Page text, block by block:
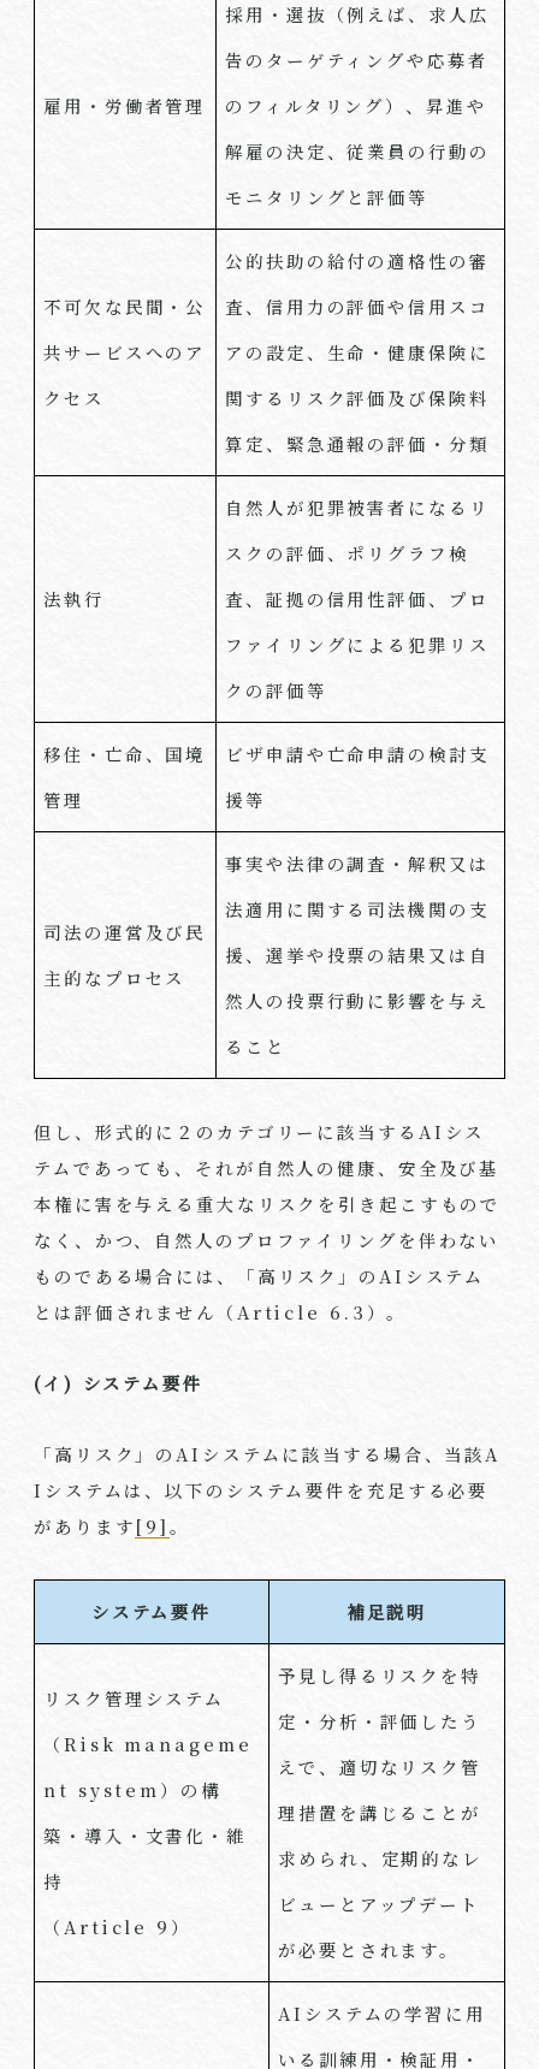
雇用・労働者管理
採用・選抜（例えば、求人広
告のターゲティングや応募者
のフィルタリング）、昇進や
解雇の決定、従業員の行動の
モニタリングと評価等
不可欠な民間・公
共サービスへのア
クセス
公的扶助の給付の適格性の審
査、信用力の評価や信用スコ
アの設定、生命・健康保険に
関するリスク評価及び保険料
算定、緊急通報の評価・分類
法執行
自然人が犯罪被害者になるリ
スクの評価、ポリグラフ検
査、証拠の信用性評価、プロ
ファイリングによる犯罪リス
クの評価等
移住・亡命、国境
管理
ビザ申請や亡命申請の検討支
援等
司法の運営及び民
主的なプロセス
事実や法律の調査・解釈又は
法適用に関する司法機関の支
援、選挙や投票の結果又は自
然人の投票行動に影響を与え
ること
但し、形式的に２のカテゴリーに該当する AI シス
テムであっても、それが自然人の健康、安全及び基
本権に害を与える重大なリスクを引き起こすもので
なく、かつ、自然人のプロファイリングを伴わない
ものである場合には、「高リスク」の AI システム
とは評価されません（ Article 6.3 ）。
(イ) システム要件
「高リスク」の AI システムに該当する場合、当該A
I システムは、以下のシステム要件を充足する必要
があります[9]。
システム要件 補足説明
リスク管理システム
（Risk manageme
nt system ）の構
築・導入・文書化・維
持
（ Article 9 ）
予見し得るリスクを特
定・分析・評価したう
えで、適切なリスク管
理措置を講じることが
求められ、定期的なレ
ビューとアップデート
が必要とされます。
AI システムの学習に用
いる訓練用・検証用・